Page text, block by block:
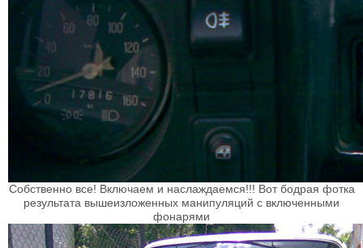
Собственно все! Включаем и наслаждаемся!!! Вот бодрая фотка
результата вышеизложенных манипуляций с включенными
фонарями